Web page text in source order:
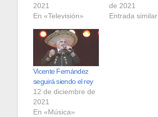
2021
En «Televisión»
de 2021
Entrada similar
Vicente Fernández
seguirá siendo el rey
12 de diciembre de
2021
En «Música»